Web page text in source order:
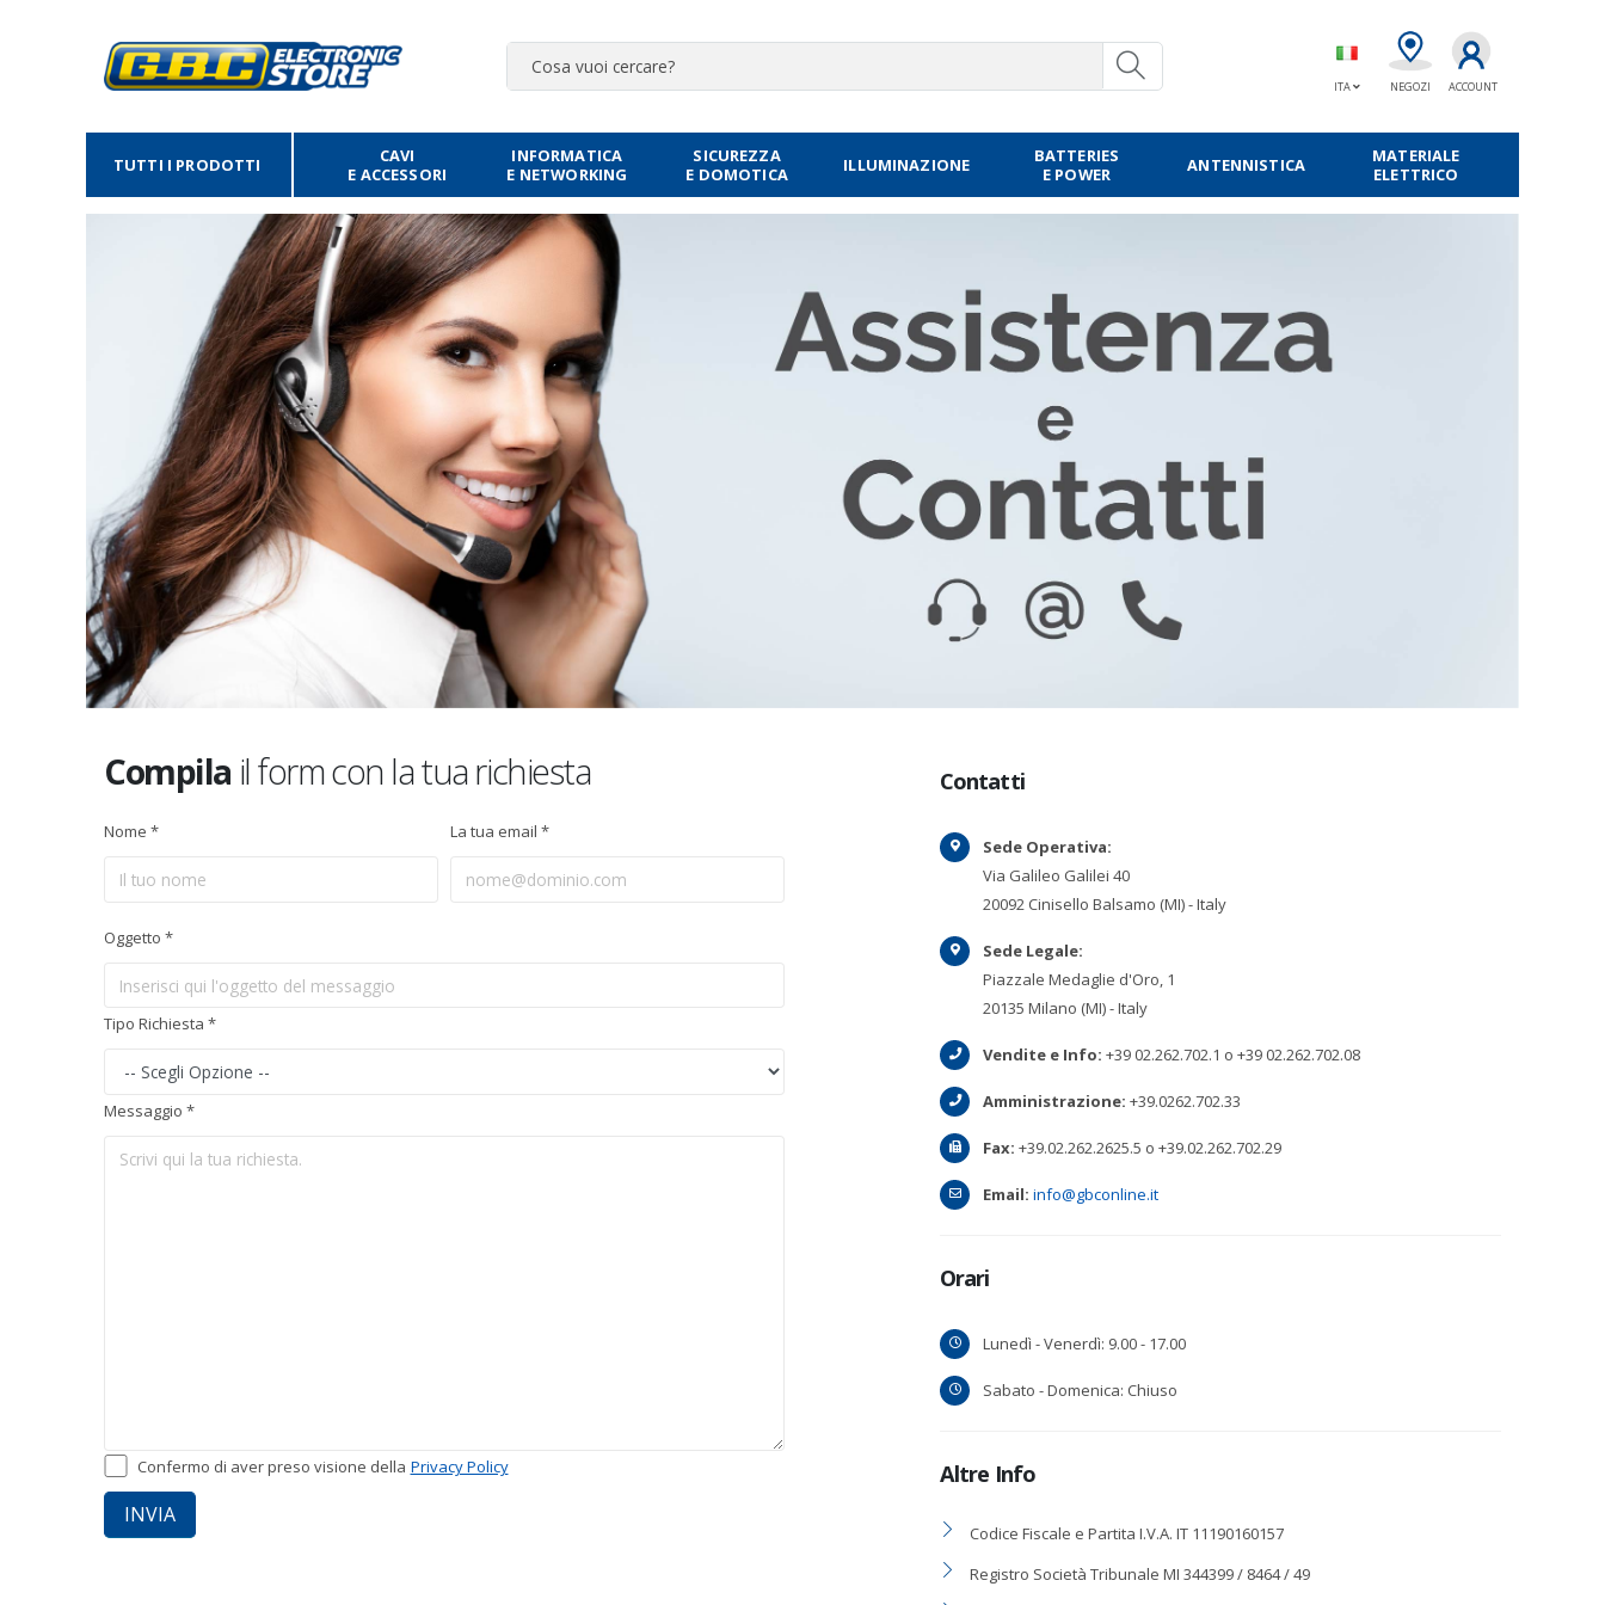
ITA NEGOZI ACCOUNT
TUTTI I PRODOTTI
CAVI
E ACCESSORI
INFORMATICA
E NETWORKING
SICUREZZA
E DOMOTICA
ILLUMINAZIONE
BATTERIES
E POWER
ANTENNISTICA
MATERIALE
ELETTRICO
Compila il form con la tua richiesta
Nome * La tua email *
Oggetto *
Tipo Richiesta *
Messaggio *
Confermo di aver preso visione della Privacy Policy
Contatti
Sede Operativa:
Via Galileo Galilei 40
20092 Cinisello Balsamo (MI) - Italy
Sede Legale:
Piazzale Medaglie d'Oro, 1
20135 Milano (MI) - Italy
Vendite e Info: +39 02.262.702.1 o +39 02.262.702.08
Amministrazione: +39.0262.702.33
Fax: +39.02.262.2625.5 o +39.02.262.702.29
Email: info@gbconline.it
Orari
Lunedì - Venerdì: 9.00 - 17.00
Sabato - Domenica: Chiuso
Altre Info
Codice Fiscale e Partita I.V.A. IT 11190160157
Registro Società Tribunale MI 344399 / 8464 / 49